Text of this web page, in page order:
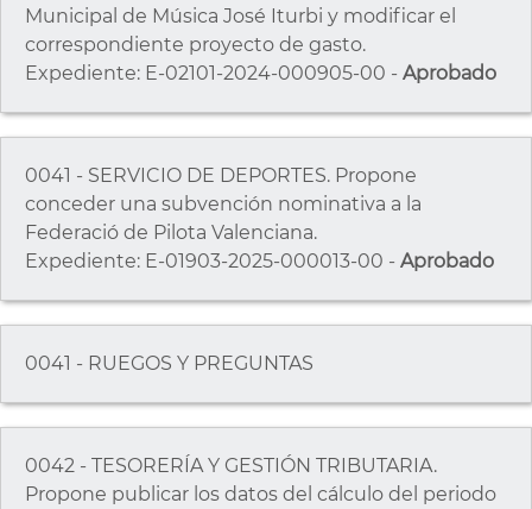
Municipal de Música José Iturbi y modificar el
correspondiente proyecto de gasto.
Expediente: E-02101-2024-000905-00 - Aprobado
0041 - SERVICIO DE DEPORTES. Propone
conceder una subvención nominativa a la
Federació de Pilota Valenciana.
Expediente: E-01903-2025-000013-00 - Aprobado
0041 - RUEGOS Y PREGUNTAS
0042 - TESORERÍA Y GESTIÓN TRIBUTARIA.
Propone publicar los datos del cálculo del periodo